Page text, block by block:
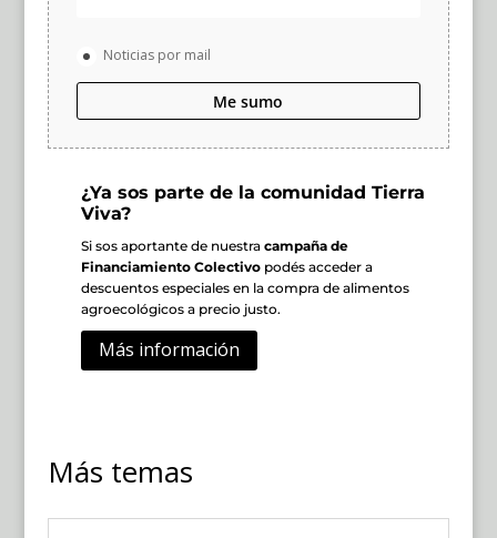
Noticias por mail
Me sumo
¿Ya sos parte de la comunidad Tierra
Viva?
Si sos aportante de nuestra campaña de
Financiamiento Colectivopodés acceder a
descuentos especiales en la compra de alimentos
agroecológicos a precio justo.
Más información
Más temas